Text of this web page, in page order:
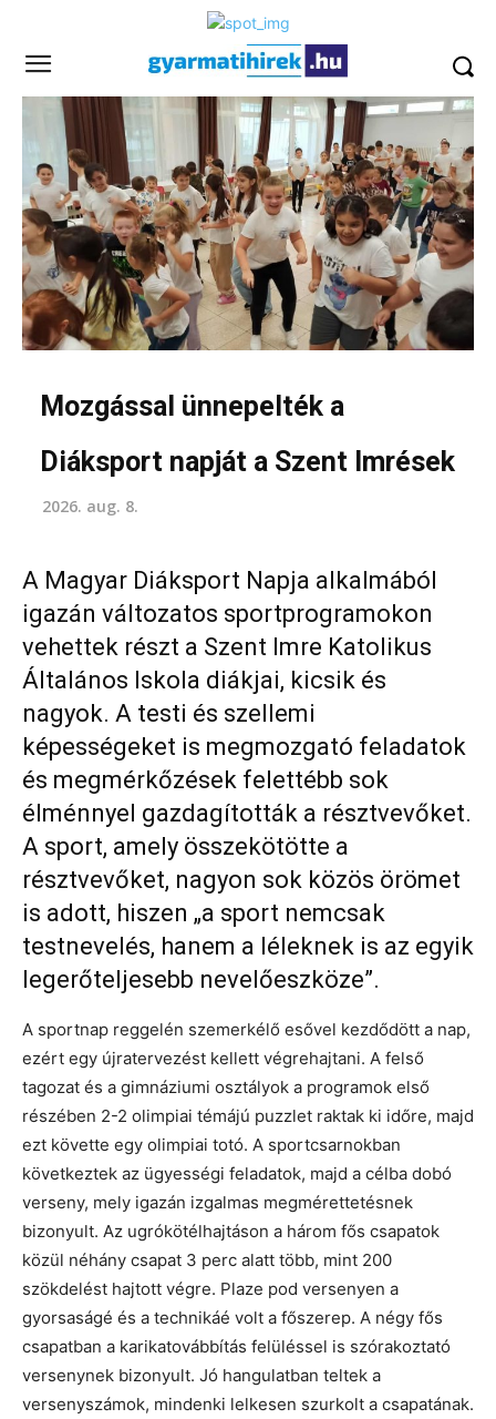
Mozgással ünnepelték a
Diáksport napját a Szent Imrések
2026. aug. 8.
A Magyar Diáksport Napja alkalmából
igazán változatos sportprogramokon
vehettek részt a Szent Imre Katolikus
Általános Iskola diákjai, kicsik és
nagyok. A testi és szellemi
képességeket is megmozgató feladatok
és megmérkőzések felettébb sok
élménnyel gazdagították a résztvevőket.
A sport, amely összekötötte a
résztvevőket, nagyon sok közös örömet
is adott, hiszen „a sport nemcsak
testnevelés, hanem a léleknek is az egyik
legerőteljesebb nevelőeszköze”.
A sportnap reggelén szemerkélő esővel kezdődött a nap,
ezért egy újratervezést kellett végrehajtani. A felső
tagozat és a gimnáziumi osztályok a programok első
részében 2-2 olimpiai témájú puzzlet raktak ki időre, majd
ezt követte egy olimpiai totó. A sportcsarnokban
következtek az ügyességi feladatok, majd a célba dobó
verseny, mely igazán izgalmas megmérettetésnek
bizonyult. Az ugrókötélhajtáson a három fős csapatok
közül néhány csapat 3 perc alatt több, mint 200
szökdelést hajtott végre. Plaze pod versenyen a
gyorsaságé és a technikáé volt a főszerep. A négy fős
csapatban a karikatovábbítás felüléssel is szórakoztató
versenynek bizonyult. Jó hangulatban teltek a
versenyszámok, mindenki lelkesen szurkolt a csapatának.